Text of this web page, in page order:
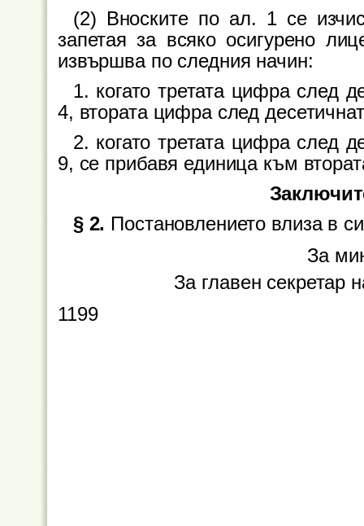
(2) Вноските по ал. 1 се
запетая за всяко осигурено
извършва по следния начин:
1. когато третата цифра след
4, втората цифра след
2. когато третата цифра след
9, се прибавя единица към
§ 2. Постановлението влиза в
За
За главен секретар
1199